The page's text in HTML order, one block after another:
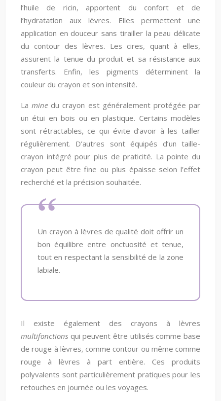
l’huile de ricin, apportent du confort et de
l’hydratation aux lèvres. Elles permettent une
application en douceur sans tirailler la peau délicate
du contour des lèvres. Les cires, quant à elles,
assurent la tenue du produit et sa résistance aux
transferts. Enfin, les pigments déterminent la
couleur du crayon et son intensité.
Lamine du crayon est généralement protégée par
un étui en bois ou en plastique. Certains modèles
sont rétractables, ce qui évite d’avoir à les tailler
régulièrement. D’autres sont équipés d’un taille-
crayon intégré pour plus de praticité. La pointe du
crayon peut être fine ou plus épaisse selon l’effet
recherché et la précision souhaitée.
Un crayon à lèvres de qualité doit offrir un
bon équilibre entre onctuosité et tenue,
tout en respectant la sensibilité de la zone
labiale.
Il existe également des crayons à lèvres
multifonctions qui peuvent être utilisés comme base
de rouge à lèvres, comme contour ou même comme
rouge à lèvres à part entière. Ces produits
polyvalents sont particulièrement pratiques pour les
retouches en journée ou les voyages.